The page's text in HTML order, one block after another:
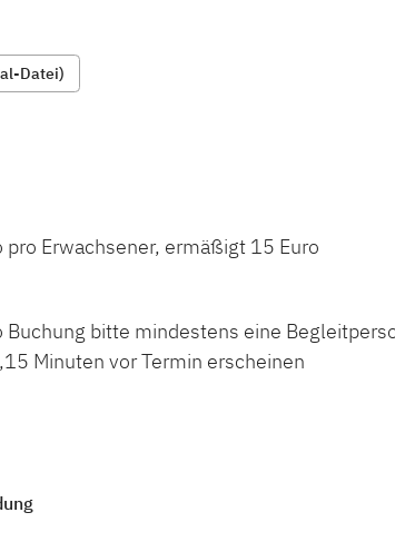
Datei)
pro Erwachsener, ermäßigt 15 Euro
Buchung bitte mindestens eine
Minuten vor Termin erscheinen